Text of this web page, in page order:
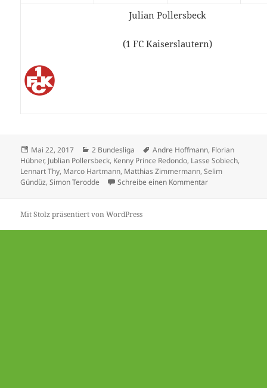
Julian Pollersbeck
(1 FC Kaiserslautern)
Veröffentlicht
am
Mai 22, 2017 Kategorien
2 Bundesliga Schlagwörter
Andre Hoffmann, Florian
Hübner, Jublian Pollersbeck, Kenny Prince Redondo, Lasse Sobiech,
Lennart Thy, Marco Hartmann, Matthias Zimmermann,Selim
Gündüz,Simon Terodde Schreibe einen Kommentarzu Stuttgart
Mit Stolz präsentiert von WordPress